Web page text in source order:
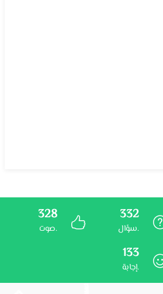
332
سؤال.
328
صوت.
133
إجابة.